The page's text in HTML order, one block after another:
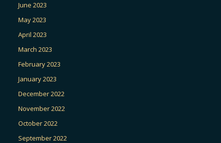
June 2023
May 2023
April 2023
March 2023
February 2023
January 2023
December 2022
November 2022
October 2022
September 2022